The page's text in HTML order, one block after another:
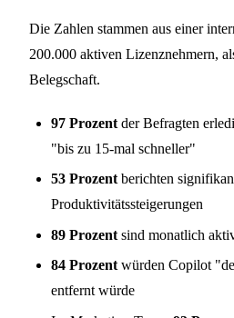
Die Zahlen stammen aus einer
200.000 aktiven Lizenznehmern,
Belegschaft.
97 Prozent der Befragten
"bis zu 15-mal schneller"
53 Prozent berichten
Produktivitätssteigerungen
89 Prozent sind monatlich
84 Prozent würden Copilot
entfernt würde